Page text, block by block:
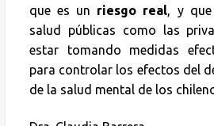
que es un riesgo real, y que
salud públicas como las
estar tomando medidas
para controlar los efectos del
de la salud mental de los